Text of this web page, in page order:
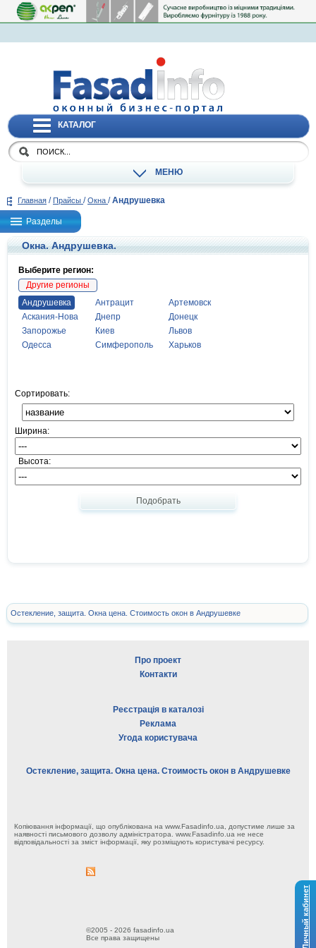
Личный кабинет
КАТАЛОГ
МЕНЮ
Главная / Прайсы / Окна / Андрушевка
Разделы
Окна. Андрушевка.
Выберите регион:
Другие регионы
Андрушевка
Антрацит
Артемовск
Аскания-Нова
Днепр
Донецк
Запорожье
Киев
Львов
Одесса
Симферополь Харьков
Сортировать:
Ширина:
Высота:
Подобрать
Остекление, защита. Окна цена. Стоимость окон в Андрушевке
Про проект
Контакти
Реєстрація в каталозі
Реклама
Угода користувача
Остекление, защита. Окна цена. Стоимость окон в Андрушевке
Копіювання інформації, що опублікована на www.Fasadinfo.ua, допустиме лише за
наявності письмового дозволу адміністратора. www.Fasadinfo.ua не несе
відповідальності за зміст інформації, яку розміщують користувачі ресурсу.
©2005 - 2026 fasadinfo.ua
Все права защищены